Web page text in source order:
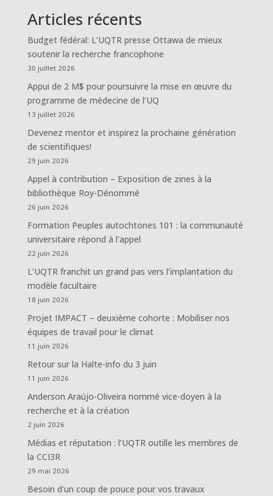
Articles récents
Budget fédéral: L’UQTR presse Ottawa de mieux
soutenir la recherche francophone
30 juillet 2026
Appui de 2 M$ pour poursuivre la mise en œuvre du
programme de médecine de l’UQ
13 juillet 2026
Devenez mentor et inspirez la prochaine génération
de scientifiques!
29 juin 2026
Appel à contribution – Exposition de zines à la
bibliothèque Roy-Dénommé
26 juin 2026
Formation Peuples autochtones 101 : la communauté
universitaire répond à l’appel
22 juin 2026
L’UQTR franchit un grand pas vers l’implantation du
modèle facultaire
18 juin 2026
Projet IMPACT – deuxième cohorte : Mobiliser nos
équipes de travail pour le climat
11 juin 2026
Retour sur la Halte-info du 3 juin
11 juin 2026
Anderson Araújo-Oliveira nommé vice-doyen à la
recherche et à la création
2 juin 2026
Médias et réputation : l’UQTR outille les membres de
la CCI3R
29 mai 2026
Besoin d’un coup de pouce pour vos travaux